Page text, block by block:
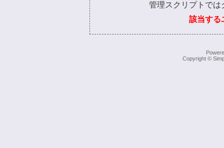
管理スクリプトでは
該当する
Copyright ©